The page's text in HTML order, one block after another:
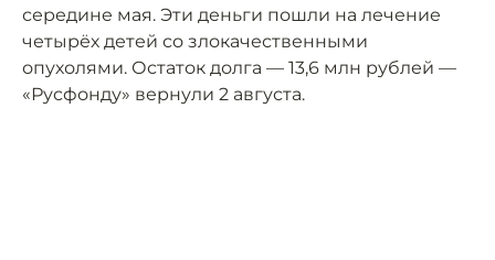
середине мая. Эти деньги пошли на лечение
четырёх детей со злокачественными
опухолями. Остаток долга — 13,6 млн рублей —
«Русфонду» вернули 2 августа.